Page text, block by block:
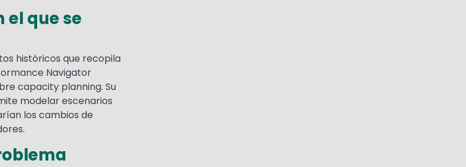
que se
históricos que recopila
Navigator
capacity planning. Su
modelar escenarios
los cambios de